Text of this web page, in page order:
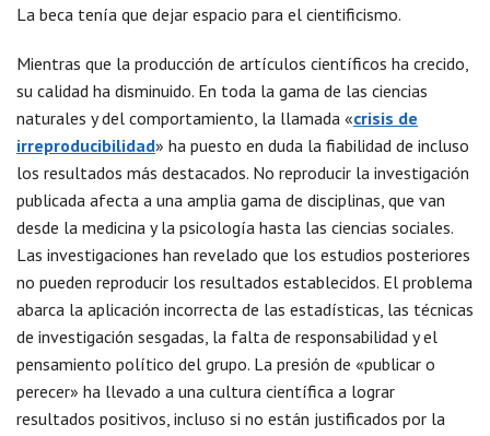
La beca tenía que dejar espacio para el cientificismo.
Mientras que la producción de artículos científicos ha crecido,
su calidad ha disminuido. En toda la gama de las ciencias
naturales y del comportamiento, la llamada «crisis de
irreproducibilidad» ha puesto en duda la fiabilidad de incluso
los resultados más destacados. No reproducir la investigación
publicada afecta a una amplia gama de disciplinas, que van
desde la medicina y la psicología hasta las ciencias sociales.
Las investigaciones han revelado que los estudios posteriores
no pueden reproducir los resultados establecidos. El problema
abarca la aplicación incorrecta de las estadísticas, las técnicas
de investigación sesgadas, la falta de responsabilidad y el
pensamiento político del grupo. La presión de «publicar o
perecer» ha llevado a una cultura científica a lograr
resultados positivos, incluso si no están justificados por la